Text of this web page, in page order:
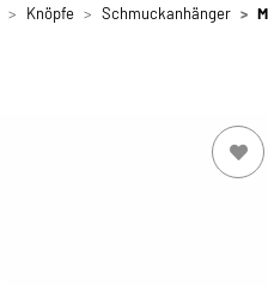
Knöpfe Schmuckanhänger